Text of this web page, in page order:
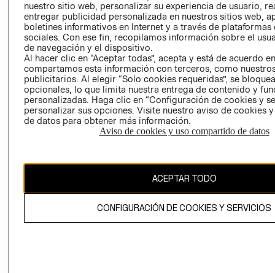
Ecuador ($)
CAMBIAR REGIÓN
propiedad de H&M Hennes & Mauritz AB.
nuestro sitio web, personalizar su experiencia de usuario,
entregar publicidad personalizada en nuestros sitios web,
boletines informativos en Internet y a través de plataformas
sociales. Con ese fin, recopilamos información sobre el
de navegación y el dispositivo.
Al hacer clic en “Aceptar todas”, acepta y está de acuerdo
compartamos esta información con terceros, como
publicitarios. Al elegir “Solo cookies requeridas”, se
opcionales, lo que limita nuestra entrega de contenido y
personalizadas. Haga clic en “Configuración de cookies y
personalizar sus opciones. Visite nuestro aviso de cookies
de datos para obtener más información.
Aviso de cookies y uso compartido de datos
ACEPTAR TODO
CONFIGURACIÓN DE COOKIES Y SERVICIOS